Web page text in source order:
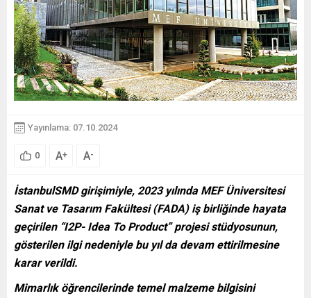
Yayınlama: 07.10.2024
0 A+ A-
İstanbulSMD girişimiyle, 2023 yılında MEF Üniversitesi
Sanat ve Tasarım Fakültesi (FADA) iş birliğinde hayata
geçirilen “I2P- Idea To Product” projesi stüdyosunun,
gösterilen ilgi nedeniyle bu yıl da devam ettirilmesine
karar verildi.
Mimarlık öğrencilerinde temel malzeme bilgisini